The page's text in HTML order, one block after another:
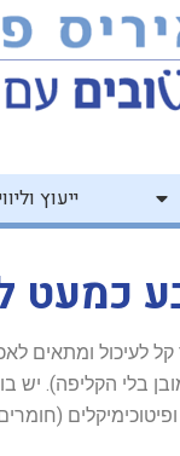
ייעוץ
כמעט
לעיכול ומתאים
בלי הקליפה). יש בו